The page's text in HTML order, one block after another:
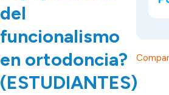
del
funcionalismo
en ortodoncia?
(ESTUDIANTES)